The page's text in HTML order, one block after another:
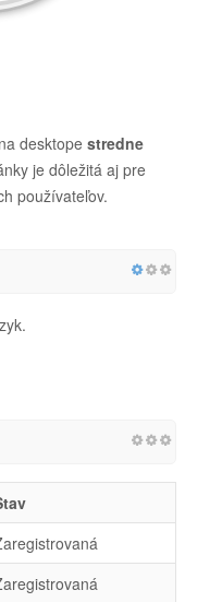
desktope stredne
je dôležitá aj pre
používateľov.